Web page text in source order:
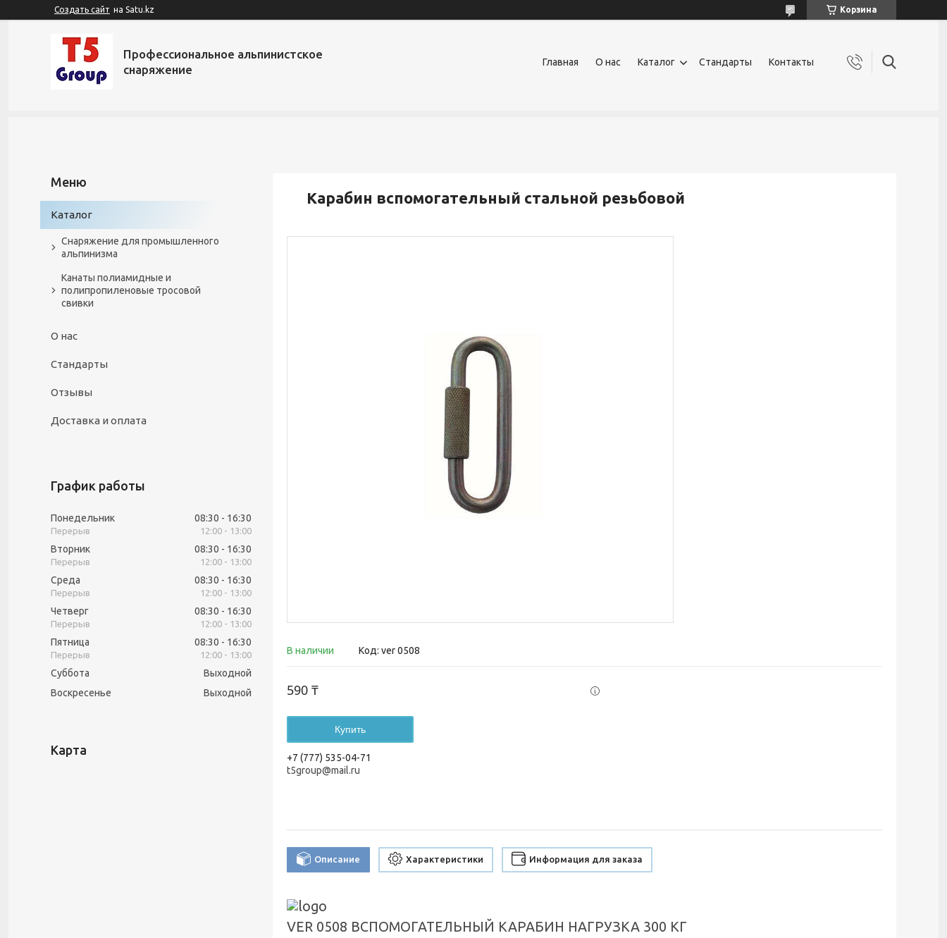
Создать сайт на Satu.kz Корзина
Профессиональное альпинистское
снаряжение
Главная О нас Каталог Стандарты Контакты
Карабин вспомогательный стальной резьбовой
В наличии Код: ver 0508
590 ₸
Купить
+7 (777) 535-04-71
t5group@mail.ru
Описание Характеристики Информация для заказа
VER 0508 ВСПОМОГАТЕЛЬНЫЙ КАРАБИН НАГРУЗКА 300 КГ
Каталог
Снаряжение для промышленного
альпинизма
Канаты полиамидные и
полипропиленовые тросовой
свивки
О нас
Стандарты
Отзывы
Доставка и оплата
График работы
Понедельник 08:30 16:30
12:00 13:00
Вторник 08:30 16:30
12:00 13:00
Среда 08:30 16:30
12:00 13:00
Четверг 08:30 16:30
12:00 13:00
Пятница 08:30 16:30
12:00 13:00
Суббота
Выходной
Воскресенье
Выходной
Карта